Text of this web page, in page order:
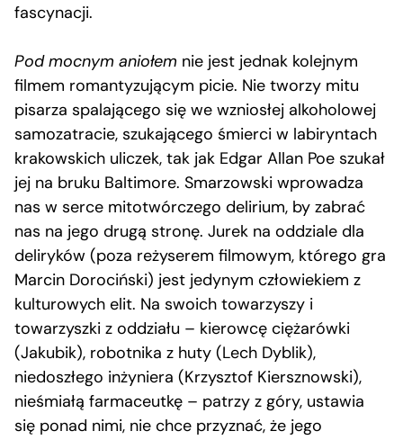
fascynacji.
Pod mocnym aniołem nie jest jednak kolejnym
filmem romantyzującym picie. Nie tworzy mitu
pisarza spalającego się we wzniosłej alkoholowej
samozatracie, szukającego śmierci w labiryntach
krakowskich uliczek, tak jak Edgar Allan Poe szukał
jej na bruku Baltimore. Smarzowski wprowadza
nas w serce mitotwórczego delirium, by zabrać
nas na jego drugą stronę. Jurek na oddziale dla
deliryków (poza reżyserem filmowym, którego gra
Marcin Dorociński) jest jedynym człowiekiem z
kulturowych elit. Na swoich towarzyszy i
towarzyszki z oddziału – kierowcę ciężarówki
(Jakubik), robotnika z huty (Lech Dyblik),
niedoszłego inżyniera (Krzysztof Kiersznowski),
nieśmiałą farmaceutkę – patrzy z góry, ustawia
się ponad nimi, nie chce przyznać, że jego